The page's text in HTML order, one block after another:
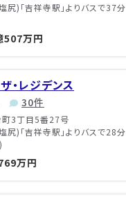
)「吉祥寺駅」よりバスで37分
507万円
・レジデンス
30件
3丁目5番27号
)「吉祥寺駅」よりバスで28分
万円